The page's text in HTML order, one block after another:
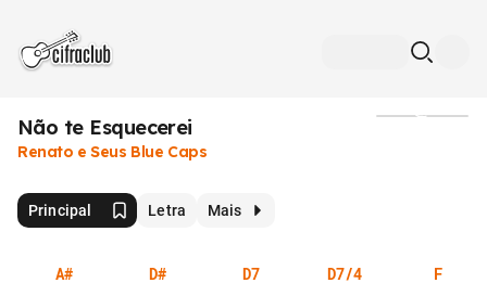
Não te Esquecerei
Renato e Seus Blue Caps
Principal Letra Mais
A# D# D7 D7/4 F